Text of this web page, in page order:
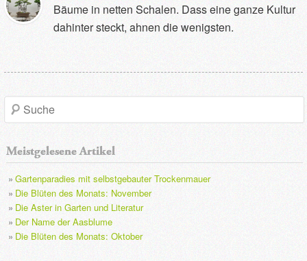
Bäume in netten Schalen. Dass eine ganze Kultur
dahinter steckt, ahnen die wenigsten.
S
c
h
e
Meistgelesene Artikel
Gartenparadies mit selbstgebauter Trockenmauer
Die Blüten des Monats: November
Die Aster in Garten und Literatur
Der Name der Aasblume
Die Blüten des Monats: Oktober